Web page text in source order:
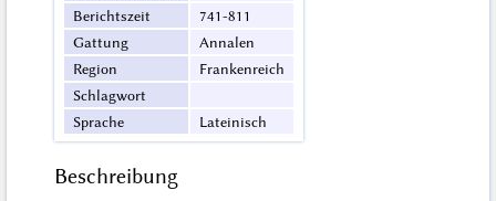
Berichtszeit
741-811
Gattung
Annalen
Region
Frankenreich
Schlagwort
Sprache
Lateinisch
Beschreibung